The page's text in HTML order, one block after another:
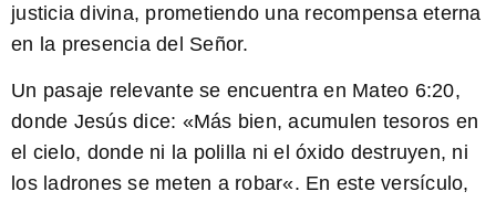
justicia divina, prometiendo una recompensa eterna
en la presencia del Señor.
Un pasaje relevante se encuentra en Mateo 6:20,
donde Jesús dice: «Más bien, acumulen tesoros en
el cielo, donde ni la polilla ni el óxido destruyen, ni
los ladrones se meten a robar«. En este versículo,